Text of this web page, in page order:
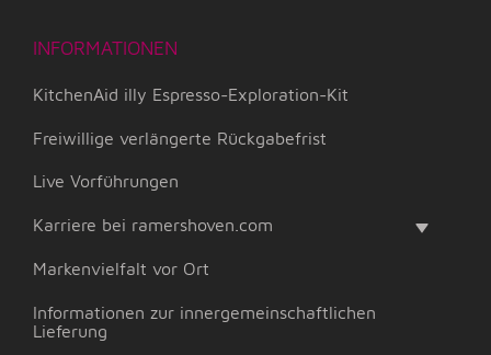
INFORMATIONEN
KitchenAid illy Espresso-Exploration-Kit
Freiwillige verlängerte Rückgabefrist
Live Vorführungen
Karriere bei ramershoven.com
Markenvielfalt vor Ort
Informationen zur innergemeinschaftlichen
Lieferung